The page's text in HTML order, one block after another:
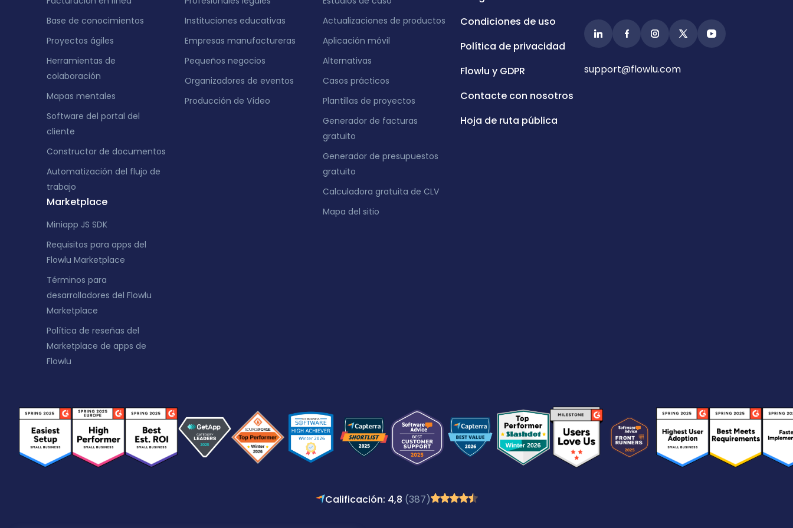
Base de conocimientos
Proyectos ágiles
Herramientas de
colaboración
Mapas mentales
Software del portal del
cliente
Constructor de documentos
Automatización del flujo de
trabajo
Marketplace
Miniapp JS SDK
Requisitos para apps del
Flowlu Marketplace
Términos para
desarrolladores del Flowlu
Marketplace
Política de reseñas del
Marketplace de apps de
Flowlu
Instituciones educativas
Empresas manufactureras
Pequeños negocios
Organizadores de eventos
Producción de Vídeo
Actualizaciones de productos
Aplicación móvil
Alternativas
Casos prácticos
Plantillas de proyectos
Generador de facturas
gratuito
Generador de presupuestos
gratuito
Calculadora gratuita de CLV
Mapa del sitio
Condiciones de uso
Política de privacidad
Flowlu y GDPR
Contacte con nosotros
Hoja de ruta pública
support@flowlu.com
Calificación: 4,8 (387)